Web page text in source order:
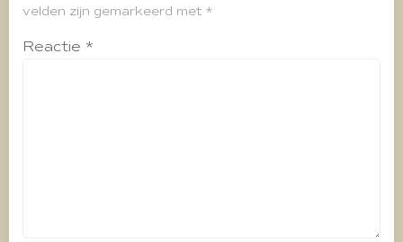
velden zijn gemarkeerd met *
Reactie *